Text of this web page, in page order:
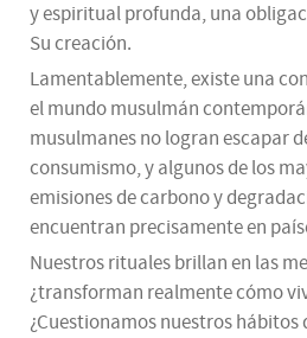
y espiritual profunda, una
Su creación.
Lamentablemente, existe una
el mundo musulmán
musulmanes no logran escapar
consumismo, y algunos de los
emisiones de carbono y
encuentran precisamente en
Nuestros rituales brillan en las
¿transforman realmente cómo
¿Cuestionamos nuestros hábitos